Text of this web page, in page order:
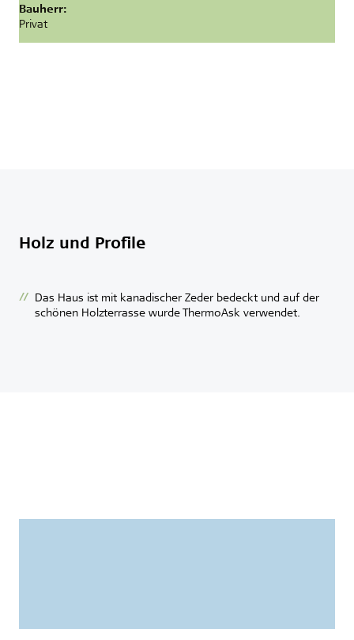
Bauherr:
Privat
Holz und Profile
Das Haus ist mit kanadischer Zeder bedeckt und auf der
schönen Holzterrasse wurde ThermoAsk verwendet.